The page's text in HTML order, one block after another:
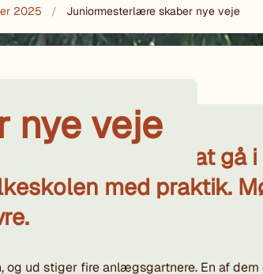
2025 Juniormesterlære skaber nye veje
nye veje
mulighed for at gå i
med praktik.
og ud stiger fire anlægsgartnere. En af